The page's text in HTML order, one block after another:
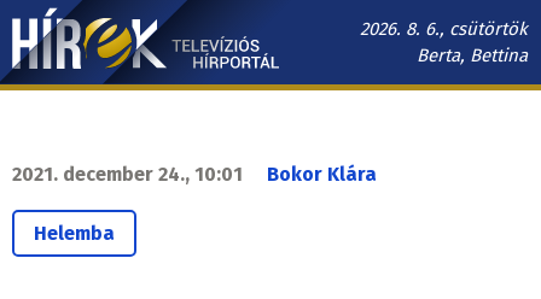
Ugrás
tartalomra
2026. 8. 6., csütörtök
Berta, Bettina
Hírek.sk
2021. december 24., 10:01 Bokor Klára
Helemba